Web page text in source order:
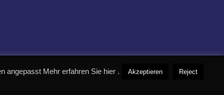
realisiert durch designpraxis.de
angepasst Mehr erfahren Sie hier . Akzeptieren Reject